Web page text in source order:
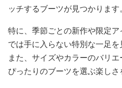
ッチするブーツが見つかります
特に、季節ごとの新作や限定
では手に入らない特別な一足を
また、サイズやカラーのバリ
ぴったりのブーツを選ぶ楽しさ